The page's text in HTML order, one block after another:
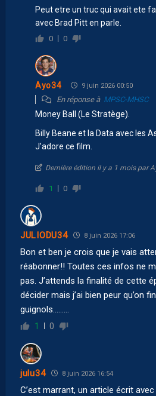
Peut etre un truc qui avait ete
avec Brad Pitt en parle.
0 0
Ayo34 9 juin 2026 00:50
En réponse à MPSC-MHSC
Money Ball (Le Stratège).
Billy Beane et la Data avec les
J’adore ce film.
Dernière édition il y a 1 mois par
1 0
JULIODU34 8 juin 2026 17:06
Bon et ben je crois que je vais
réabonner!! Toutes ces infos ne
pas. J’attends la finalité de cette
décider mais j’ai bien peur qu’on
guignols………
1 0
julu34 8 juin 2026 16:54
C’est marrant, un article écrit avec